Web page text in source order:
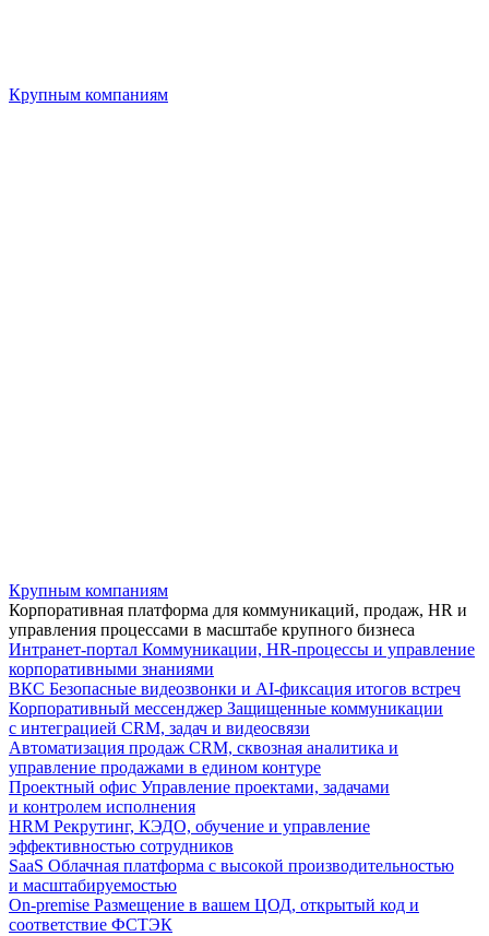
Крупным компаниям
Крупным компаниям
Корпоративная платформа для коммуникаций, продаж, HR и
управления процессами в масштабе крупного бизнеса
Интранет-портал Коммуникации, HR-процессы и управление
корпоративными знаниями
ВКС Безопасные видеозвонки и AI-фиксация итогов встреч
Корпоративный мессенджер Защищенные коммуникации
с интеграцией CRM, задач и видеосвязи
Автоматизация продаж CRM, сквозная аналитика и
управление продажами в едином контуре
Проектный офис Управление проектами, задачами
и контролем исполнения
HRM Рекрутинг, КЭДО, обучение и управление
эффективностью сотрудников
SaaS Облачная платформа с высокой производительностью
и масштабируемостью
On-premise Размещение в вашем ЦОД, открытый код и
соответствие ФСТЭК